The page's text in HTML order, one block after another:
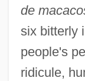
de
six bitterly
people's
ridicule,
Ayala Pérez,
Ayacucho, Battle